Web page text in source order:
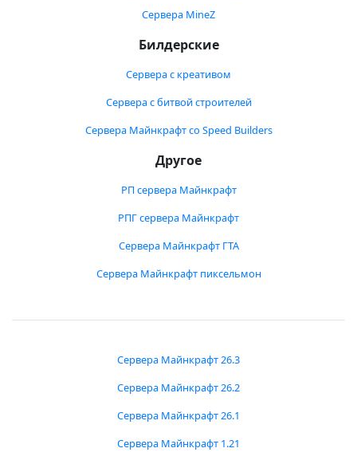
Сервера MineZ
Билдерские
Сервера с креативом
Сервера с битвой строителей
Сервера Майнкрафт со Speed Builders
Другое
РП сервера Майнкрафт
РПГ сервера Майнкрафт
Сервера Майнкрафт ГТА
Сервера Майнкрафт пиксельмон
Сервера Майнкрафт 26.3
Сервера Майнкрафт 26.2
Сервера Майнкрафт 26.1
Сервера Майнкрафт 1.21